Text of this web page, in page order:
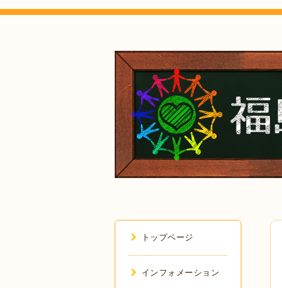
トップページ
インフォメーション